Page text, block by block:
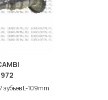
L-109mm